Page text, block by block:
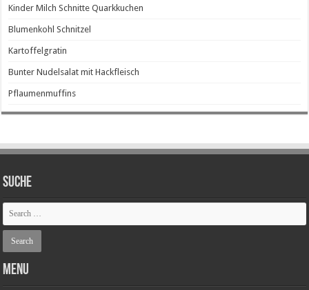
Kinder Milch Schnitte Quarkkuchen
Blumenkohl Schnitzel
Kartoffelgratin
Bunter Nudelsalat mit Hackfleisch
Pflaumenmuffins
SUCHE
Menu